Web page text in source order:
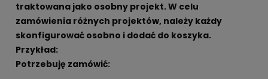
traktowana jako osobny projekt. W celu
zamówienia różnych projektów, należy każdy
skonfigurować osobno i dodać do koszyka.
Przykład:
Potrzebuję zamówić: